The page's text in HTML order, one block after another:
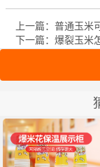
上一篇：普通玉米
下一篇：爆裂玉米